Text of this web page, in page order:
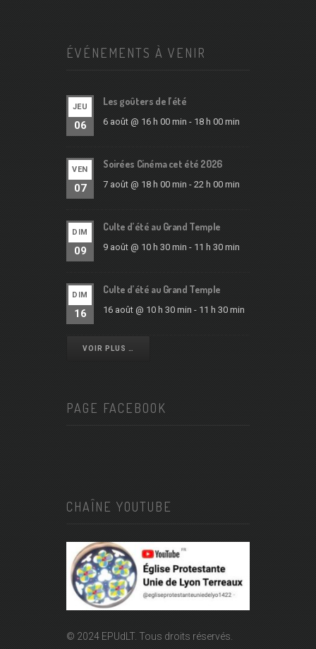
ÉVÉNEMENTS À VENIR
JEU
06
Les goûters de l’été
6 août @ 16 h 00 min - 18 h 00 min
VEN
07
Soirées Cinéma cet été 2026
7 août @ 18 h 00 min - 22 h 00 min
DIM
09
Culte d’été au Grand Temple
9 août @ 10 h 30 min - 11 h 30 min
DIM
16
Culte d’été au Grand Temple
16 août @ 10 h 30 min - 11 h 30 min
VOIR PLUS …
PAGE FACEBOOK
CHAÎNE YOUTUBE
© 2024 EPUdLT. Tous droits réservés.